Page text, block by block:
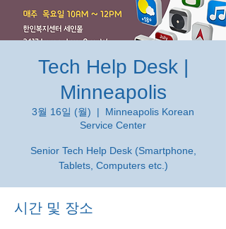
Tech Help Desk |
Minneapolis
3월 16일 (월)
  |
Minneapolis Korean
Service Center
Senior Tech Help Desk (Smartphone,
Tablets, Computers etc.)
시간 및 장소